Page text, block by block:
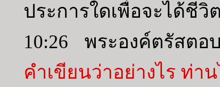
ประการใดเพื่อจะได้ชี
10:26 พระองค์ตรัสต
คำเขียนว่าอย่างไร ท่า